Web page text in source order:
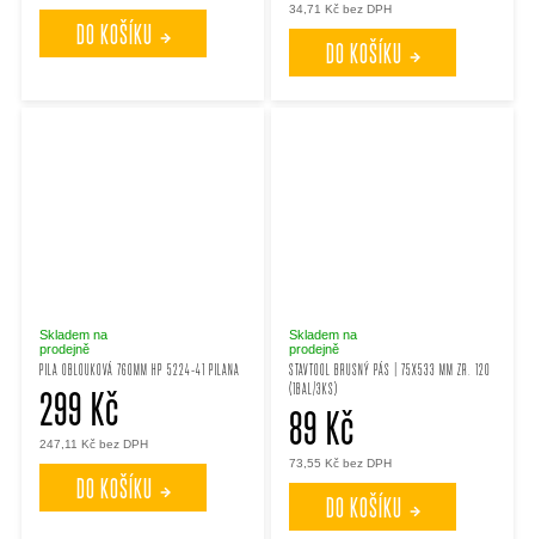
DO KOŠÍKU
34,71 Kč bez DPH
DO KOŠÍKU
PILA OBLOUKOVÁ 760MM HP 5224-41 PILANA
Skladem na
prodejně
247,11 Kč bez DPH
299 Kč
DO KOŠÍKU
STAVTOOL BRUSNÝ PÁS | 75X533 MM ZR. 120
(1BAL/3KS)
Skladem na
prodejně
73,55 Kč bez DPH
89 Kč
DO KOŠÍKU